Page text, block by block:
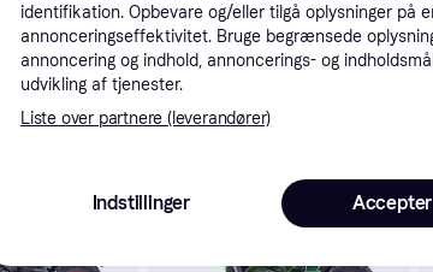
dine interesser.
identifikation. Opbevare og/eller tilgå oplysninger på
annonceringseffektivitet. Bruge begrænsede
annoncering og indhold, annoncerings- og
udvikling af tjenester.
Liste over partnere (leverandører)
Indstillinger Accepter